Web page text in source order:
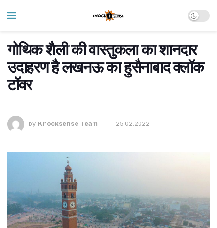
गोथिक शैली की वास्‍तुकला का शानदार
उदाहरण है लखनऊ का हुसैनाबाद क्लॉक
टॉवर
by Knocksense Team 25.02.2022